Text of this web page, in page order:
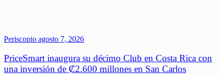
Periscopio agosto 7, 2026
PriceSmart inaugura su décimo Club en Costa Rica con
una inversión de ₡2.600 millones en San Carlos